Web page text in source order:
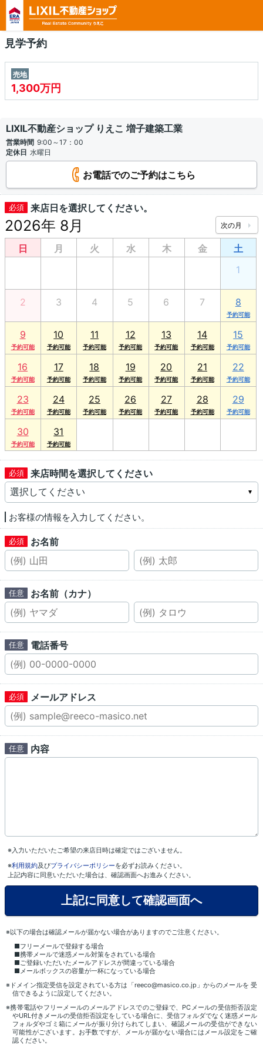
見学予約
売地
1,300万円
LIXIL不動産ショップ りえこ 増子建築工業
営業時間 9:00～17：00
定休日 水曜日
お電話でのご予約はこちら
来店日を選択してください。
2026年 8月
日 月 火 水 木 金
土
1
2 3 4 5 6 7 8
9 10 11 12 13 14 15
16 17 18 19 20 21 22
23 24 25 26 27 28 29
30 31
来店時間を選択してください
お客様の情報を入力してください。
お名前
お名前（カナ）
電話番号
メールアドレス
内容
※入力いただいたご希望の来店日時は確定ではございません。
※利用規約及びプライバシーポリシーを必ずお読みください。
上記内容に同意いただいた場合は、確認画面へお進みください。
※以下の場合は確認メールが届かない場合がありますのでご注意ください。
■フリーメールで登録する場合
■携帯メールで迷惑メール対策をされている場合
■ご登録いただいたメールアドレスが間違っている場合
■メールボックスの容量が一杯になっている場合
※ドメイン指定受信を設定されている方は「reeco@masico.co.jp」からのメールを 受
信できるように設定してください。
※携帯電話やフリーメールのメールアドレスでのご登録で、PCメールの受信拒否設定
やURL付きメールの受信拒否設定をしている場合に、受信フォルダでなく迷惑メール
フォルダやゴミ箱にメールが振り分けられてしまい、確認メールの受信ができない
可能性がございます。お手数ですが、メールが届かない場合にはメール設定をご確
認ください。